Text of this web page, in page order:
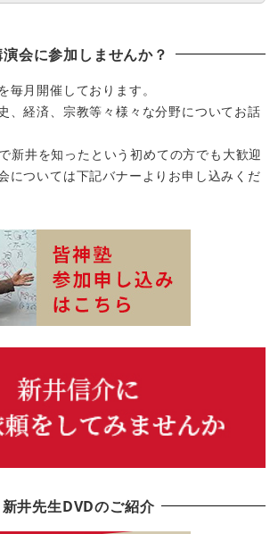
会に参加しませんか？
毎月開催しております。
、経済、宗教等々様々な分野についてお話
新井を知ったという初めての方でも大歓迎
については下記バナーよりお申し込みくだ
新井先生DVDのご紹介